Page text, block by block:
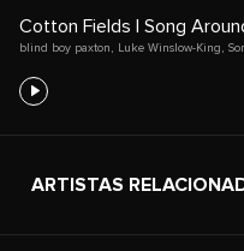
Cotton Fields | Song
blind boy paxton Luke Winslow-King
ARTISTAS